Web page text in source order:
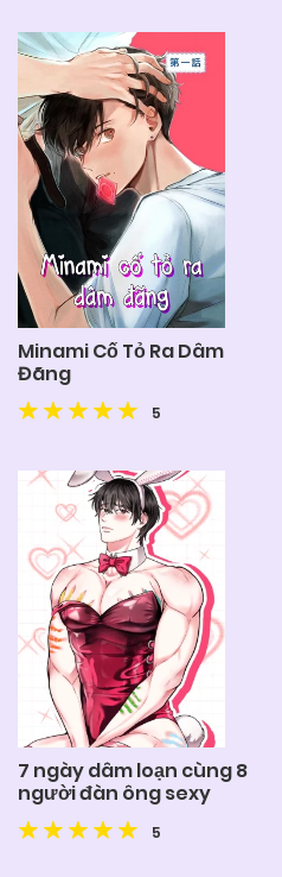
Minami Cố Tỏ Ra Dâm
Đãng
5
7 ngày dâm loạn cùng 8
người đàn ông sexy
5